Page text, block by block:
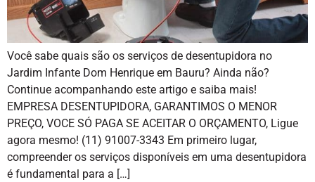
Você sabe quais são os serviços de desentupidora no
Jardim Infante Dom Henrique em Bauru? Ainda não?
Continue acompanhando este artigo e saiba mais!
EMPRESA DESENTUPIDORA, GARANTIMOS O MENOR
PREÇO, VOCE SÓ PAGA SE ACEITAR O ORÇAMENTO, Ligue
agora mesmo! (11) 91007-3343 Em primeiro lugar,
compreender os serviços disponíveis em uma desentupidora
é fundamental para a […]